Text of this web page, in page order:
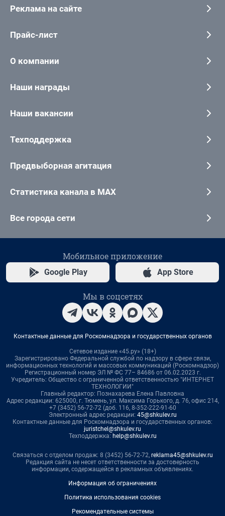
Реклама на сайте
Прайс-лист
О компании
Наши награды
Наши вакансии
Техподдержка
Предвыборная агитация
Статистика канала в MAX
Все города сети
Мобильное приложение
Google Play App Store
Мы в соцсетях
Контактные данные для Роскомнадзора и государственных органов
Сетевое издание «45.ру» (18+)
Зарегистрировано Федеральной службой по надзору в сфере связи,
информационных технологий и массовых коммуникаций (Роскомнадзор)
Регистрационный номер ЭЛ № ФС 77– 84686 от 06.02.2023 г.
Учредитель: Общество с ограниченной ответственностью "ИНТЕРНЕТ
ТЕХНОЛОГИИ"
Главный редактор: Познахарева Елена Павловна
Адрес редакции: 625000, г. Тюмень, ул. Максима Горького, д. 76, офис 214,
+7 (3452) 56-72-72 (доб. 116, 8-352-222-91-60
Электронный адрес редакции: 45@shkulev.ru
Контактные данные для Роскомнадзора и государственных органов:
juristchel@shkulev.ru
Техподдержка: help@shkulev.ru
Связаться с отделом продаж: 8 (3452) 56-72-72, reklama45@shkulev.ru
Редакция сайта не несет ответственности за достоверность
информации, содержащейся в рекламных объявлениях.
Информация об ограничениях
Политика использования cookies
Рекомендательные системы